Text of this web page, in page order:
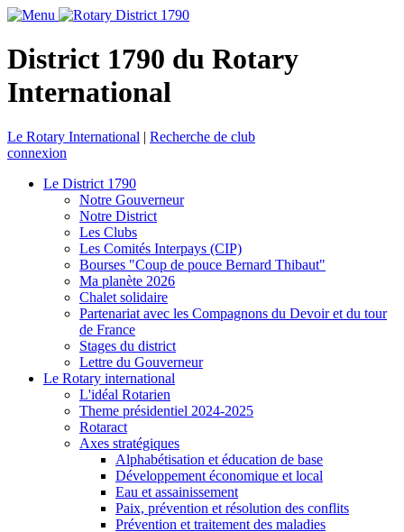
District 1790 du Rotary
International
Le Rotary International | Recherche de club
connexion
Le District 1790
Notre Gouverneur
Notre District
Les Clubs
Les Comités Interpays (CIP)
Bourses "Coup de pouce Bernard Thibaut"
Ma planète 2026
Chalet solidaire
Partenariat avec les Compagnons du Devoir et du tour
de France
Stages du district
Lettre du Gouverneur
Le Rotary international
L'idéal Rotarien
Theme présidentiel 2024-2025
Rotaract
Axes stratégiques
Alphabétisation et éducation de base
Développement économique et local
Eau et assainissement
Paix, prévention et résolution des conflits
Prévention et traitement des maladies